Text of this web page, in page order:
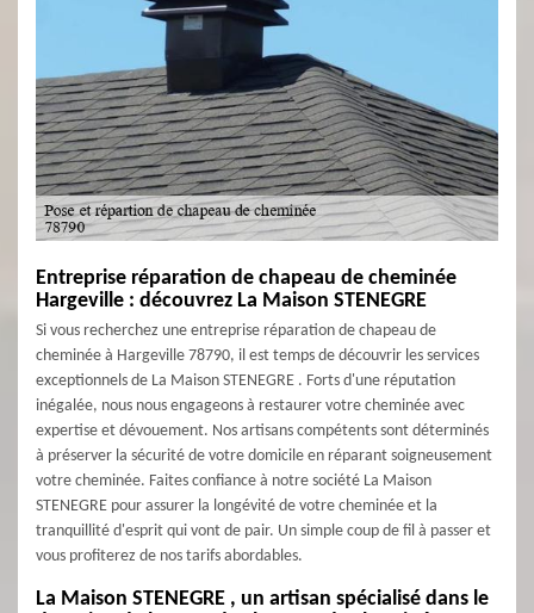
Entreprise réparation de chapeau de cheminée
Hargeville : découvrez La Maison STENEGRE
Si vous recherchez une entreprise réparation de chapeau de
cheminée à Hargeville 78790, il est temps de découvrir les services
exceptionnels de La Maison STENEGRE . Forts d'une réputation
inégalée, nous nous engageons à restaurer votre cheminée avec
expertise et dévouement. Nos artisans compétents sont déterminés
à préserver la sécurité de votre domicile en réparant soigneusement
votre cheminée. Faites confiance à notre société La Maison
STENEGRE pour assurer la longévité de votre cheminée et la
tranquillité d'esprit qui vont de pair. Un simple coup de fil à passer et
vous profiterez de nos tarifs abordables.
La Maison STENEGRE , un artisan spécialisé dans le